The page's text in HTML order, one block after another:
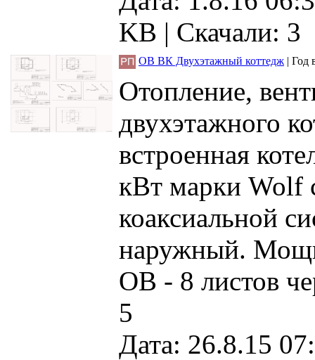
KB | Скачали: 3
ОВ ВК Двухэтажный коттедж | Год
Отопление,
двухэтажного
встроенная
кВт марки Wolf
коаксиальной
наружный.
ОВ - 8 листов
5
Дата: 26.8.15